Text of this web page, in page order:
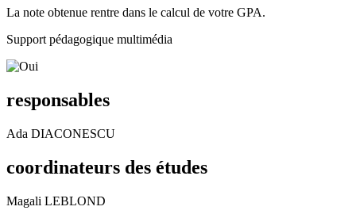
La note obtenue rentre dans le calcul de votre GPA.
Support pédagogique multimédia
responsables
Ada DIACONESCU
coordinateurs des études
Magali LEBLOND